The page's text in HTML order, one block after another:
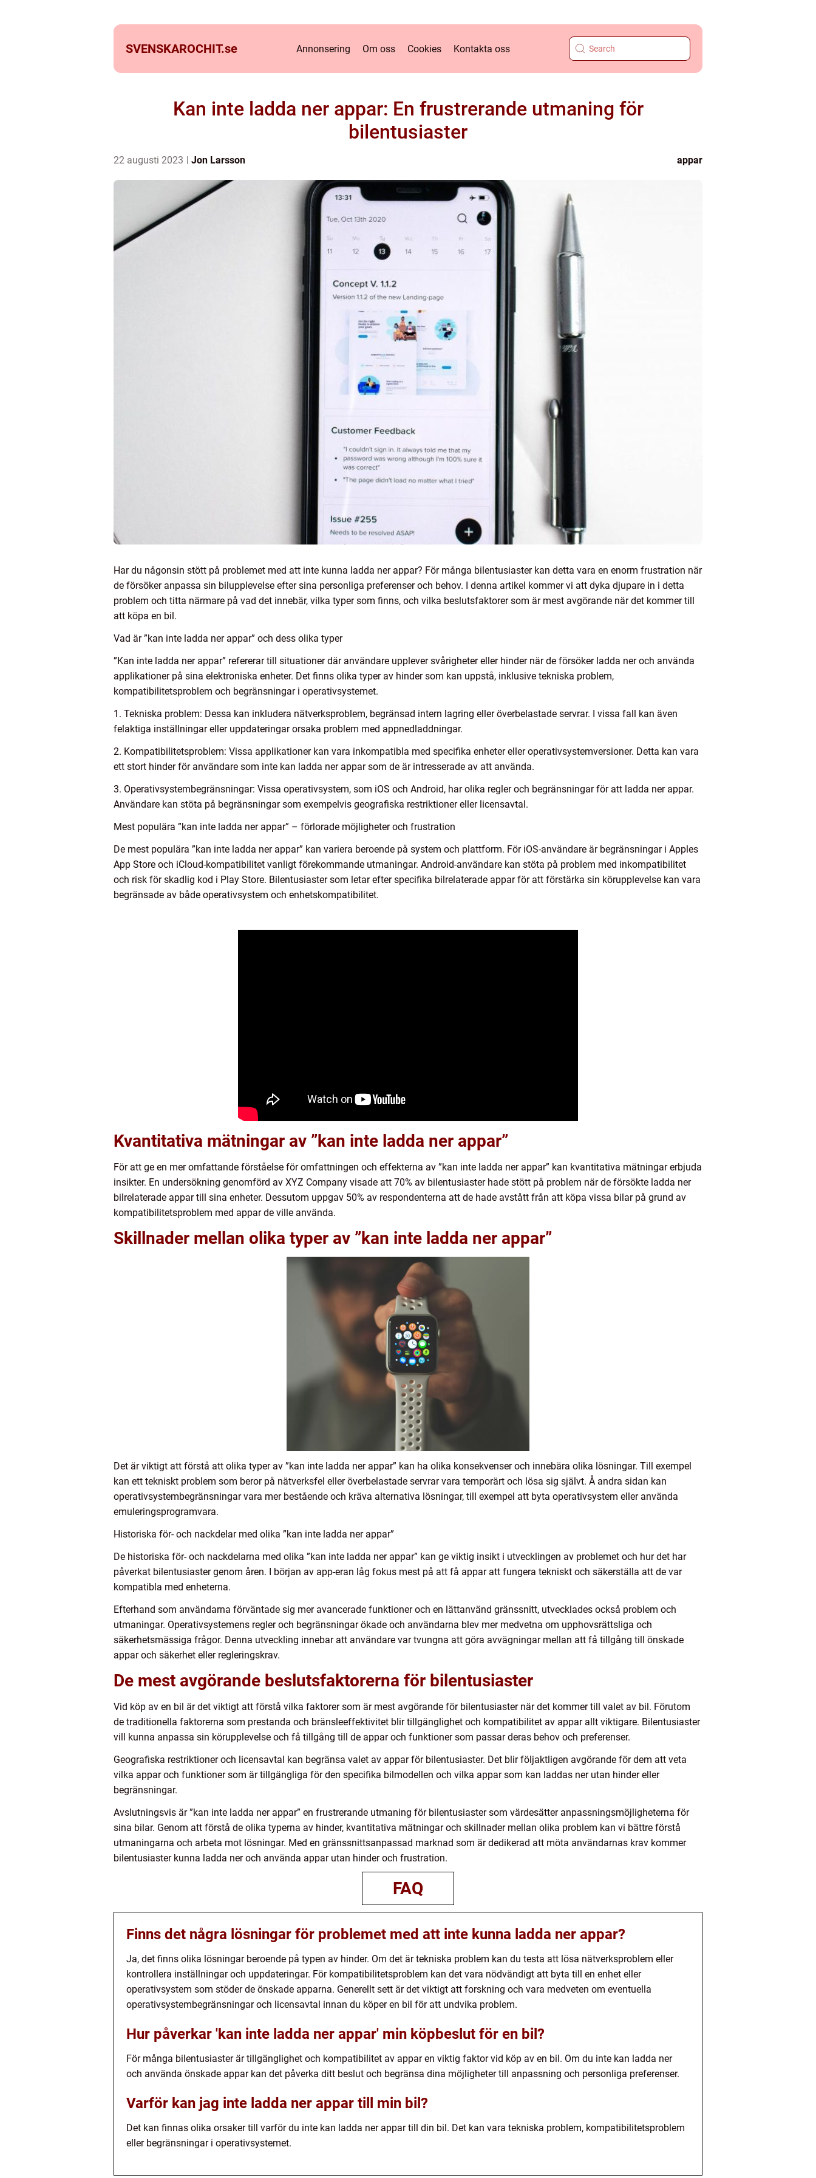
SVENSKAROCHIT.se Annonsering Om oss Cookies Kontakta oss
Kan inte ladda ner appar: En frustrerande utmaning för
bilentusiaster
22 augusti 2023 Jon Larsson appar
Har du någonsin stött på problemet med att inte kunna ladda ner appar? För många bilentusiaster kan detta vara en enorm frustration när
de försöker anpassa sin bilupplevelse efter sina personliga preferenser och behov. I denna artikel kommer vi att dyka djupare in i detta
problem och titta närmare på vad det innebär, vilka typer som finns, och vilka beslutsfaktorer som är mest avgörande när det kommer till
att köpa en bil.
Vad är ”kan inte ladda ner appar” och dess olika typer
”Kan inte ladda ner appar” refererar till situationer där användare upplever svårigheter eller hinder när de försöker ladda ner och använda
applikationer på sina elektroniska enheter. Det finns olika typer av hinder som kan uppstå, inklusive tekniska problem,
kompatibilitetsproblem och begränsningar i operativsystemet.
1. Tekniska problem: Dessa kan inkludera nätverksproblem, begränsad intern lagring eller överbelastade servrar. I vissa fall kan även
felaktiga inställningar eller uppdateringar orsaka problem med appnedladdningar.
2. Kompatibilitetsproblem: Vissa applikationer kan vara inkompatibla med specifika enheter eller operativsystemversioner. Detta kan vara
ett stort hinder för användare som inte kan ladda ner appar som de är intresserade av att använda.
3. Operativsystembegränsningar: Vissa operativsystem, som iOS och Android, har olika regler och begränsningar för att ladda ner appar.
Användare kan stöta på begränsningar som exempelvis geografiska restriktioner eller licensavtal.
Mest populära ”kan inte ladda ner appar” – förlorade möjligheter och frustration
De mest populära ”kan inte ladda ner appar” kan variera beroende på system och plattform. För iOS-användare är begränsningar i Apples
App Store och iCloud-kompatibilitet vanligt förekommande utmaningar. Android-användare kan stöta på problem med inkompatibilitet
och risk för skadlig kod i Play Store. Bilentusiaster som letar efter specifika bilrelaterade appar för att förstärka sin körupplevelse kan vara
begränsade av både operativsystem och enhetskompatibilitet.
Kvantitativa mätningar av ”kan inte ladda ner appar”
För att ge en mer omfattande förståelse för omfattningen och effekterna av ”kan inte ladda ner appar” kan kvantitativa mätningar erbjuda
insikter. En undersökning genomförd av XYZ Company visade att 70% av bilentusiaster hade stött på problem när de försökte ladda ner
bilrelaterade appar till sina enheter. Dessutom uppgav 50% av respondenterna att de hade avstått från att köpa vissa bilar på grund av
kompatibilitetsproblem med appar de ville använda.
Skillnader mellan olika typer av ”kan inte ladda ner appar”
Det är viktigt att förstå att olika typer av ”kan inte ladda ner appar” kan ha olika konsekvenser och innebära olika lösningar. Till exempel
kan ett tekniskt problem som beror på nätverksfel eller överbelastade servrar vara temporärt och lösa sig självt. Å andra sidan kan
operativsystembegränsningar vara mer bestående och kräva alternativa lösningar, till exempel att byta operativsystem eller använda
emuleringsprogramvara.
Historiska för- och nackdelar med olika ”kan inte ladda ner appar”
De historiska för- och nackdelarna med olika ”kan inte ladda ner appar” kan ge viktig insikt i utvecklingen av problemet och hur det har
påverkat bilentusiaster genom åren. I början av app-eran låg fokus mest på att få appar att fungera tekniskt och säkerställa att de var
kompatibla med enheterna.
Efterhand som användarna förväntade sig mer avancerade funktioner och en lättanvänd gränssnitt, utvecklades också problem och
utmaningar. Operativsystemens regler och begränsningar ökade och användarna blev mer medvetna om upphovsrättsliga och
säkerhetsmässiga frågor. Denna utveckling innebar att användare var tvungna att göra avvägningar mellan att få tillgång till önskade
appar och säkerhet eller regleringskrav.
De mest avgörande beslutsfaktorerna för bilentusiaster
Vid köp av en bil är det viktigt att förstå vilka faktorer som är mest avgörande för bilentusiaster när det kommer till valet av bil. Förutom
de traditionella faktorerna som prestanda och bränsleeffektivitet blir tillgänglighet och kompatibilitet av appar allt viktigare. Bilentusiaster
vill kunna anpassa sin körupplevelse och få tillgång till de appar och funktioner som passar deras behov och preferenser.
Geografiska restriktioner och licensavtal kan begränsa valet av appar för bilentusiaster. Det blir följaktligen avgörande för dem att veta
vilka appar och funktioner som är tillgängliga för den specifika bilmodellen och vilka appar som kan laddas ner utan hinder eller
begränsningar.
Avslutningsvis är ”kan inte ladda ner appar” en frustrerande utmaning för bilentusiaster som värdesätter anpassningsmöjligheterna för
sina bilar. Genom att förstå de olika typerna av hinder, kvantitativa mätningar och skillnader mellan olika problem kan vi bättre förstå
utmaningarna och arbeta mot lösningar. Med en gränssnittsanpassad marknad som är dedikerad att möta användarnas krav kommer
bilentusiaster kunna ladda ner och använda appar utan hinder och frustration.
FAQ
Finns det några lösningar för problemet med att inte kunna ladda ner appar?
Ja, det finns olika lösningar beroende på typen av hinder. Om det är tekniska problem kan du testa att lösa nätverksproblem eller
kontrollera inställningar och uppdateringar. För kompatibilitetsproblem kan det vara nödvändigt att byta till en enhet eller
operativsystem som stöder de önskade apparna. Generellt sett är det viktigt att forskning och vara medveten om eventuella
operativsystembegränsningar och licensavtal innan du köper en bil för att undvika problem.
Hur påverkar 'kan inte ladda ner appar' min köpbeslut för en bil?
För många bilentusiaster är tillgänglighet och kompatibilitet av appar en viktig faktor vid köp av en bil. Om du inte kan ladda ner
och använda önskade appar kan det påverka ditt beslut och begränsa dina möjligheter till anpassning och personliga preferenser.
Varför kan jag inte ladda ner appar till min bil?
Det kan finnas olika orsaker till varför du inte kan ladda ner appar till din bil. Det kan vara tekniska problem, kompatibilitetsproblem
eller begränsningar i operativsystemet.